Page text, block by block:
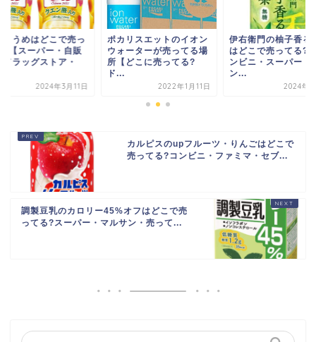
リスエットのイオン
ーターが売ってる場
どこに売ってる?
2022年1月11日
伊右衛門の柚子香る緑茶
はどこで売ってる?【コ
ンビニ・スーパー・ド
ン...
2024年4月1日
ほっとうめはどこで
てる?【スーパー・
機・ドラッグストア
販...
2024年3
カルピスのupフルーツ・りんごはどこで
売ってる?コンビニ・ファミマ・セブ...
調製豆乳のカロリー45%オフはどこで売
ってる?スーパー・マルサン・売って...